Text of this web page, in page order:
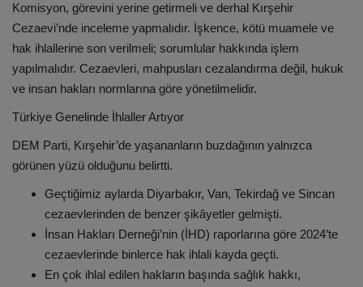
Komisyon, görevini yerine getirmeli ve derhal Kırşehir
Cezaevi’nde inceleme yapmalıdır. İşkence, kötü muamele ve
hak ihlallerine son verilmeli; sorumlular hakkında işlem
yapılmalıdır. Cezaevleri, mahpusları cezalandırma değil, hukuk
ve insan hakları normlarına göre yönetilmelidir.
Türkiye Genelinde İhlaller Artıyor
DEM Parti, Kırşehir’de yaşananların buzdağının yalnızca
görünen yüzü olduğunu belirtti.
Geçtiğimiz aylarda Diyarbakır, Van, Tekirdağ ve Sincan
cezaevlerinden de benzer şikâyetler gelmişti.
İnsan Hakları Derneği’nin (İHD) raporlarına göre 2024’te
cezaevlerinde binlerce hak ihlali kayda geçti.
En çok ihlal edilen hakların başında sağlık hakkı,